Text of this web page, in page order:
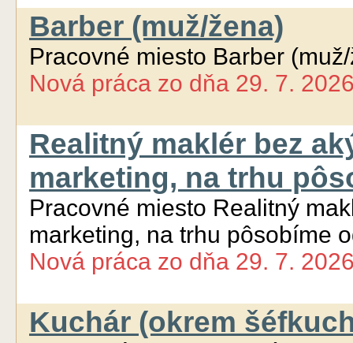
Barber (muž/žena)
Pracovné miesto Barber
Nová práca zo dňa 29. 7.
Realitný maklér bez
marketing, na trhu
Pracovné miesto Realitný
marketing, na trhu pôsobíme
Nová práca zo dňa 29. 7.
Kuchár (okrem